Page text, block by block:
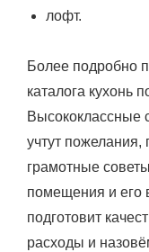
лофт.
Более подробно
каталога кухонь
Высококлассные
учтут пожелания,
грамотные
помещения и его
подготовит
расходы и